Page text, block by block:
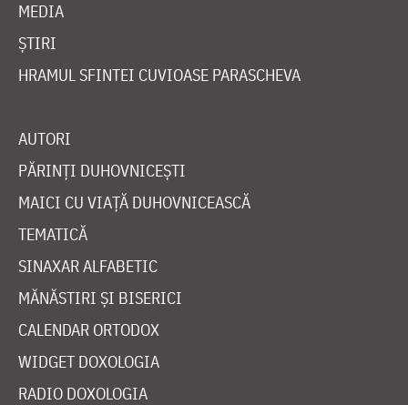
MEDIA
ȘTIRI
HRAMUL SFINTEI CUVIOASE PARASCHEVA
AUTORI
PĂRINȚI DUHOVNICEȘTI
MAICI CU VIAȚĂ DUHOVNICEASCĂ
TEMATICĂ
SINAXAR ALFABETIC
MĂNĂSTIRI ȘI BISERICI
CALENDAR ORTODOX
WIDGET DOXOLOGIA
RADIO DOXOLOGIA